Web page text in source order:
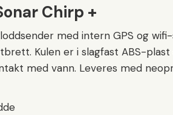
Chirp +
med intern GPS og
Kulen er i slagfast ABS-
med vann. Leveres med